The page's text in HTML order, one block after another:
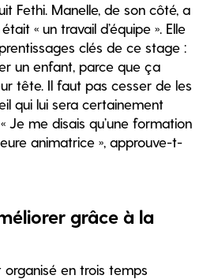
Fethi. Manelle, de son côté, a
« un travail d’équipe ». Elle
clés de ce stage :
un enfant, parce que ça
tête. Il faut pas cesser de les
qui lui sera certainement
Je me disais qu’une formation
animatrice », approuve-t-
grâce à la
organisé en trois temps